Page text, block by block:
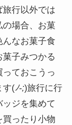
旅行以外では
の場合、お菓
なお菓子食
子みつかる
ておこうっ
す(ﾉ-;)旅行に行
ジを集めて
ったり小物